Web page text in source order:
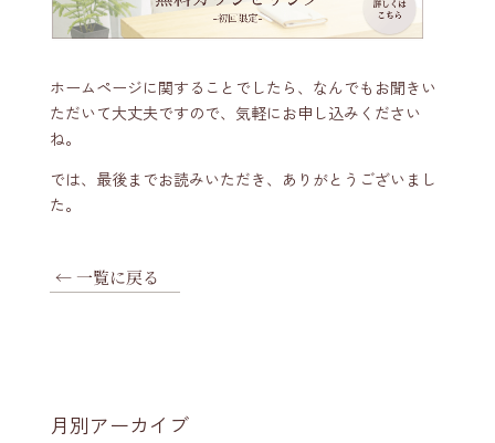
ホームページに関することでしたら、なんでもお聞きい
ただいて大丈夫ですので、気軽にお申し込みください
ね。
では、最後までお読みいただき、ありがとうございまし
た。
← 一覧に戻る
月別アーカイブ